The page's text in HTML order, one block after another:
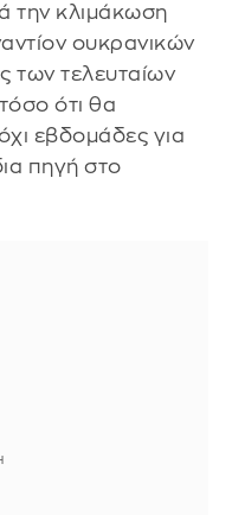
την κλιμάκωση
ουκρανικών
των τελευταίων
ότι θα
εβδομάδες για
πηγή στο